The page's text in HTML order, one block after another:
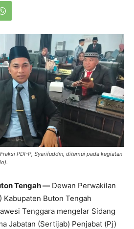
PDI-P, Syarifuddin, ditemui pada kegiatan
Tengah — Dewan Perwakilan
Kabupaten Buton Tengah
Tenggara mengelar Sidang
Jabatan (Sertijab) Penjabat (Pj)